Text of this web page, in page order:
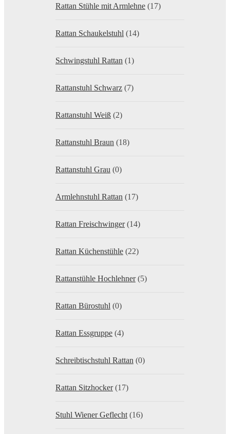
Rattan Stühle mit Armlehne (17)
Rattan Schaukelstuhl (14)
Schwingstuhl Rattan (1)
Rattanstuhl Schwarz (7)
Rattanstuhl Weiß (2)
Rattanstuhl Braun (18)
Rattanstuhl Grau (0)
Armlehnstuhl Rattan (17)
Rattan Freischwinger (14)
Rattan Küchenstühle (22)
Rattanstühle Hochlehner (5)
Rattan Bürostuhl (0)
Rattan Essgruppe (4)
Schreibtischstuhl Rattan (0)
Rattan Sitzhocker (17)
Stuhl Wiener Geflecht (16)